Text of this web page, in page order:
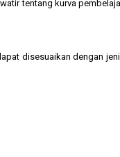
tentang kurva
disesuaikan dengan